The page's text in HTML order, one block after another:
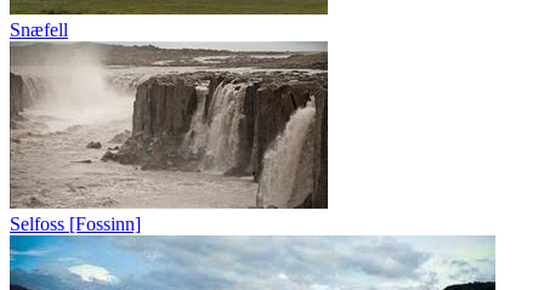
Snæfell
Selfoss [Fossinn]